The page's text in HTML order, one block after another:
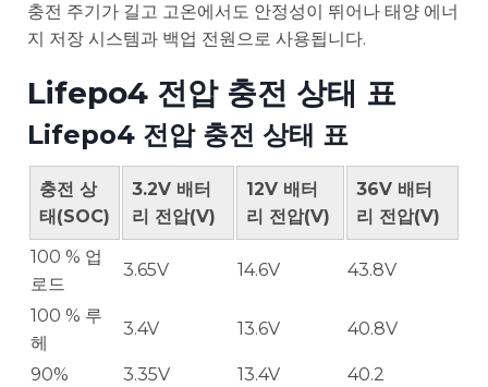
충전 주기가 길고 고온에서도 안정성이 뛰어나 태양 에너
지 저장 시스템과 백업 전원으로 사용됩니다.
Lifepo4 전압 충전 상태 표
Lifepo4 전압 충전 상태 표
충전 상
태(SOC)
3.2V 배터
리 전압(V)
12V 배터
리 전압(V)
36V 배터
리 전압(V)
100 % 업
로드
3.65V 14.6V 43.8V
100 % 루
헤
3.4V 13.6V 40.8V
90% 3.35V 13.4V
40.2